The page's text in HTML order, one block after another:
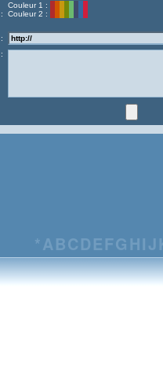
Couleur 1 :
Couleur 2 :
*ABCDEFG HIJ